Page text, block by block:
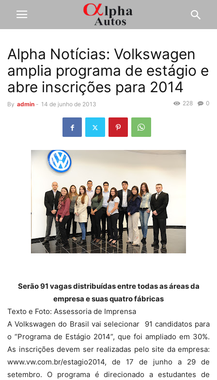
Alpha Notícias: Volkswagen
amplia programa de estágio e
abre inscrições para 2014
By admin - 14 de junho de 2013 0
228
Serão 91 vagas distribuídas entre todas as áreas da
empresa e suas quatro fábricas
Texto e Foto: Assessoria de Imprensa
A Volkswagen do Brasil vai selecionar 91 candidatos para
o “Programa de Estágio 2014”, que foi ampliado em 30%.
As inscrições devem ser realizadas pelo site da empresa:
www.vw.com.br/estagio2014, de 17 de junho a 29 de
setembro. O programa é direcionado a estudantes de